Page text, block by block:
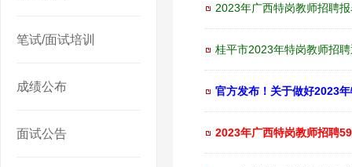
笔试/面试培训
成绩公布
面试公告
2023年广西特岗教师招聘
桂平市2023年特岗教师招
官方发布！关于做好2023
2023年广西特岗教师招聘